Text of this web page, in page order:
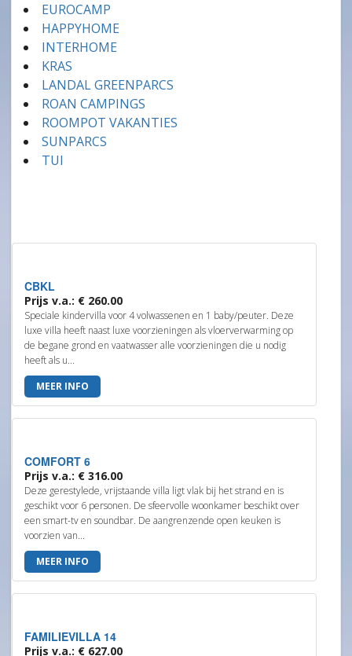
EUROCAMP
HAPPYHOME
INTERHOME
KRAS
LANDAL GREENPARCS
ROAN CAMPINGS
ROOMPOT VAKANTIES
SUNPARCS
TUI
CBKL
Prijs v.a.: € 260.00
Speciale kindervilla voor 4 volwassenen en 1 baby/peuter. Deze
luxe villa heeft naast luxe voorzieningen als vloerverwarming op
de begane grond en vaatwasser alle voorzieningen die u nodig
heeft als u...
MEER INFO
COMFORT 6
Prijs v.a.: € 316.00
Deze gerestylede, vrijstaande villa ligt vlak bij het strand en is
geschikt voor 6 personen. De sfeervolle woonkamer beschikt over
een smart-tv en soundbar. De aangrenzende open keuken is
voorzien van...
MEER INFO
FAMILIEVILLA 14
Prijs v.a.: € 627.00